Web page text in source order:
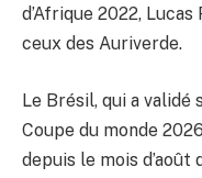
d’Afrique 2022, Lucas
ceux des Auriverde.
Le Brésil, qui a validé
Coupe du monde
depuis le mois